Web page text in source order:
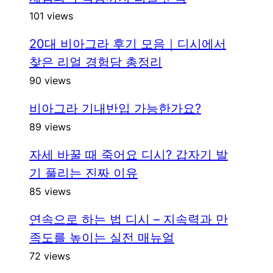
101 views
20대 비아그라 후기 모음｜디시에서
찾은 리얼 경험담 총정리
90 views
비아그라 기내반입 가능한가요?
89 views
자세 바꿀 때 죽어요 디시? 갑자기 발
기 풀리는 진짜 이유
85 views
연속으로 하는 법 디시 – 지속력과 만
족도를 높이는 실전 매뉴얼
72 views